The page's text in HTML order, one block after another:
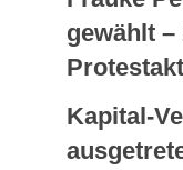
gewählt
Kapital-